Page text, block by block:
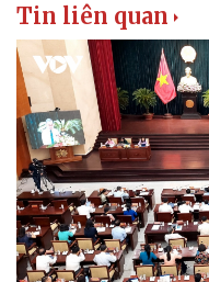
Tin liên quan